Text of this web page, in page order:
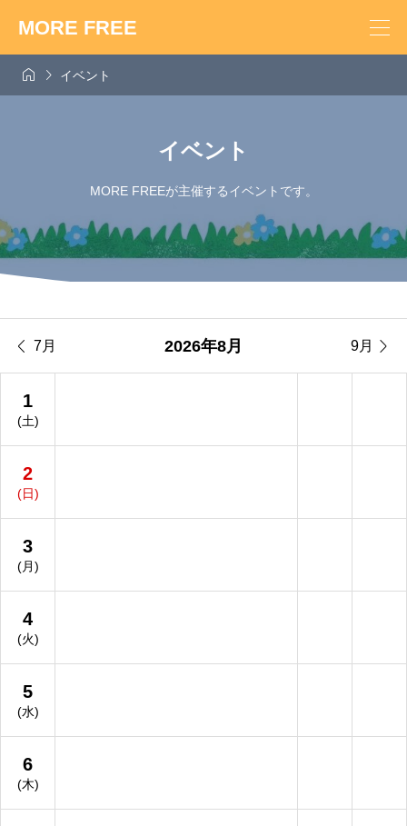
MORE FREE
  イベント
イベント
MORE FREEが主催するイベントです。
 7月 2026年8月 9月 
1
(土)
2
(日)
3
(月)
4
(火)
5
(水)
6
(木)